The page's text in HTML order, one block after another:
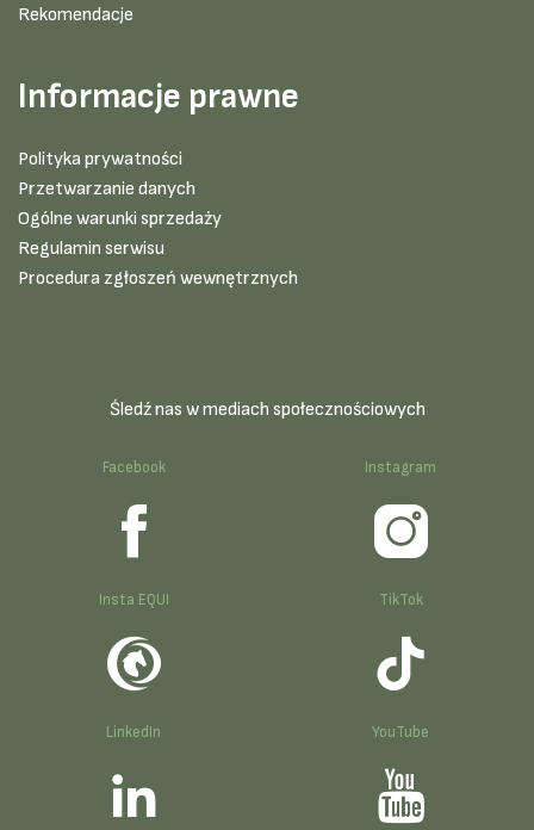
Rekomendacje
Informacje prawne
Polityka prywatności
Przetwarzanie danych
Ogólne warunki sprzedaży
Regulamin serwisu
Procedura zgłoszeń wewnętrznych
Śledź nas w mediach społecznościowych
Facebook Instagram
Insta EQUI TikTok
LinkedIn YouTube